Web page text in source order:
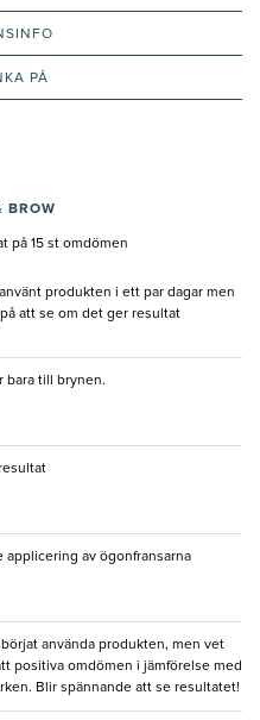
PÅ
BROW
på 15 st omdömen
produkten i ett par dagar men
att se om det ger resultat
bara till brynen.
applicering av ögonfransarna
börjat använda produkten, men vet
positiva omdömen i jämförelse med
Blir spännande att se resultatet!